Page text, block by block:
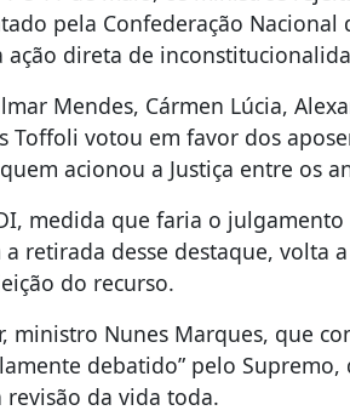
pela Confederação Nacional
direta de
Mendes, Cármen Lúcia,
Toffoli votou em favor dos
acionou a Justiça entre os
medida que faria o julgamento
retirada desse destaque, volta
do recurso.
Nunes Marques, que
debatido” pelo Supremo,
da vida toda.